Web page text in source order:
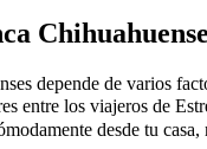
depende de varios
entre los viajeros de
desde tu